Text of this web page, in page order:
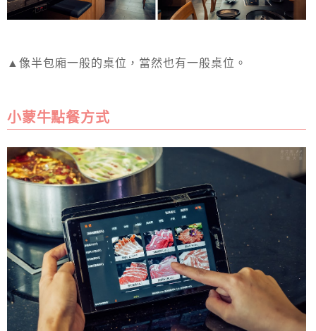
▲像半包廂一般的桌位，當然也有一般桌位。
小蒙牛點餐方式